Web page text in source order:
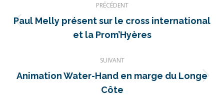
article
PRÉCÉDENT
Article
précédent
Paul Melly présent sur le cross international
et la Prom’Hyères
SUIVANT
Article
suivant
Animation Water-Hand en marge du Longe
Côte